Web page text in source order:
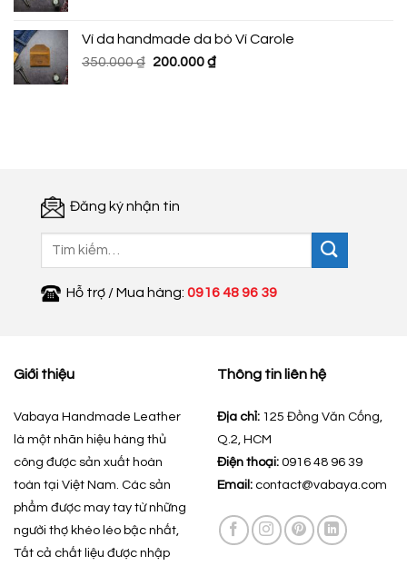
350.000 ₫.là:
200.000 ₫.
Ví da handmade da bò Ví Carole
350.000₫ Giá
200.000₫Giá
Đăng ký nhận tin
Hỗ trợ / Mua hàng: 0916 48 96 39
Giới thiệu
Vabaya Handmade Leather
là một nhãn hiệu hàng thủ
công được sản xuất hoàn
toàn tại Việt Nam. Các sản
phẩm được may tay từ những
người thợ khéo léo bậc nhất,
Tất cả chất liệu được nhập
Thông tin liên hệ
Địa chỉ: 125 Đồng Văn Cống,
Q.2, HCM
Điện thoại: 0916 48 96 39
Email: contact@vabaya.com